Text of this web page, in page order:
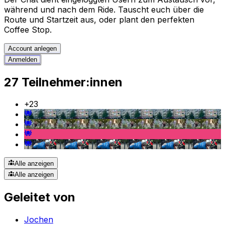
während und nach dem Ride. Tauscht euch über die
Route und Startzeit aus, oder plant den perfekten
Coffee Stop.
Account anlegen
Anmelden
27 Teilnehmer:innen
+23
Alle anzeigen
Alle anzeigen
Geleitet von
Jochen